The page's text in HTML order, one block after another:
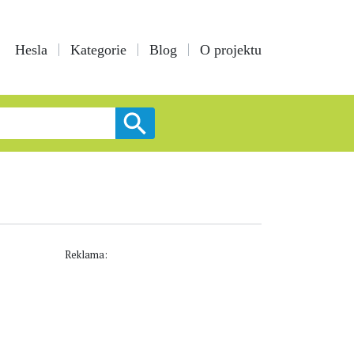
Hesla Kategorie Blog O projektu
Reklama: